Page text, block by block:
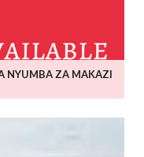
NYUMBA ZA MAKAZI